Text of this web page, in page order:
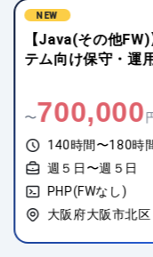
NEW
【Java(その他
テム向け保守・運
〜700,000
140時間〜180時
週５日〜週５日
PHP(FWなし)
大阪府大阪市北